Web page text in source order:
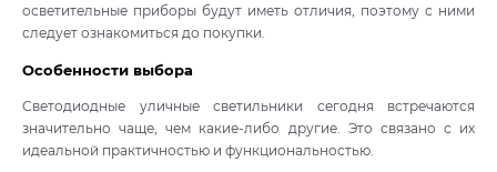
осветительные приборы будут иметь отличия, поэтому с ними
следует ознакомиться до покупки.
Особенности выбора
Светодиодные уличные светильники сегодня встречаются
значительно чаще, чем какие-либо другие. Это связано с их
идеальной практичностью и функциональностью.